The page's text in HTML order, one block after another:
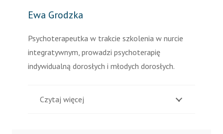
Ewa Grodzka
Psychoterapeutka w trakcie szkolenia w nurcie
integratywnym, prowadzi psychoterapię
indywidualną dorosłych i młodych dorosłych.
Czytaj więcej